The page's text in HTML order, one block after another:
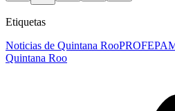
Etiquetas
Noticias de Quintana RooPROFEPA
Quintana Roo